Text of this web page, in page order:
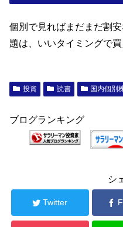
個別で見ればまだまだ割
題は、いいタイミングで
投資 読書 国内個別
ブログランキング
シ
Twitter